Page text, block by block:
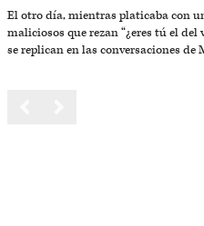
El otro día, mientras platicaba con
maliciosos que rezan “¿eres tú el
se replican en las conversaciones de